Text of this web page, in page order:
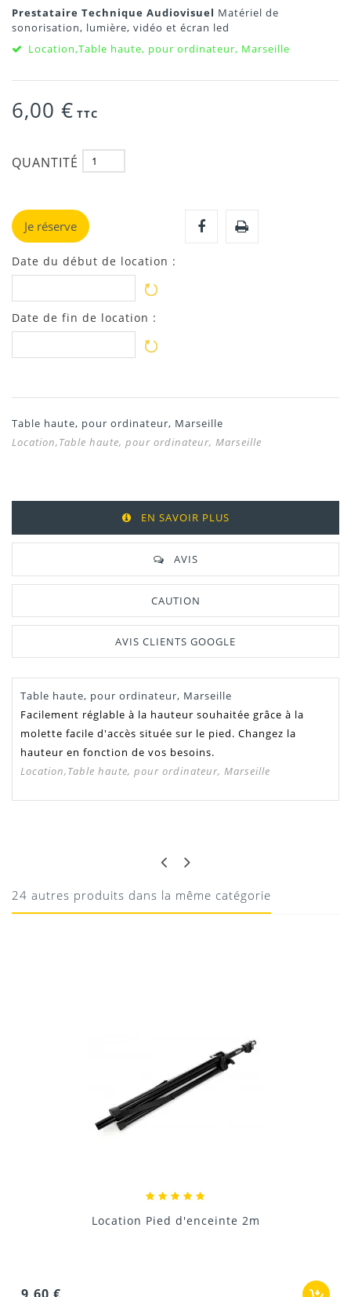
Prestataire Technique Audiovisuel Matériel de
sonorisation, lumière, vidéo et écran led
Location,Table haute, pour ordinateur, Marseille
6,00 € TTC
QUANTITÉ
Je réserve
Date du début de location :
Date de fin de location :
Table haute, pour ordinateur, Marseille
Location,Table haute, pour ordinateur, Marseille
EN SAVOIR PLUS
AVIS
CAUTION
AVIS CLIENTS GOOGLE
Table haute, pour ordinateur, Marseille
Facilement réglable à la hauteur souhaitée grâce à la
molette facile d'accès située sur le pied. Changez la
hauteur en fonction de vos besoins.
Location,Table haute, pour ordinateur, Marseille
19/05/2020
24 autres produits dans la même catégorie
Location Pied d'enceinte 2m